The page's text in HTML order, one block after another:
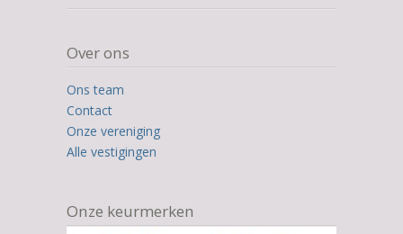
Over ons
Ons team
Contact
Onze vereniging
Alle vestigingen
Onze keurmerken